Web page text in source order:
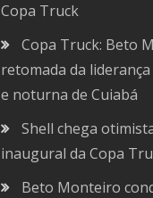
Copa Truck
Copa Truck: Beto
retomada da
e noturna de Cuiabá
Shell chega
inaugural da Copa
Beto Monteiro